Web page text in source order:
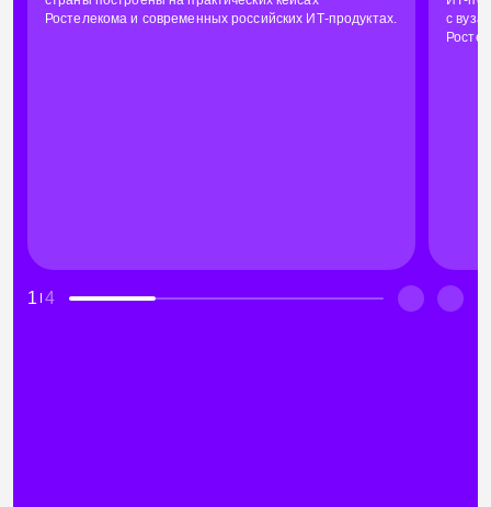
Ростелекома и современных российских ИТ-продуктах.
с
1 4